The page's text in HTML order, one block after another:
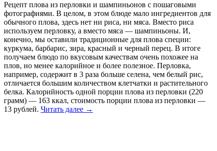
Рецепт плова из перловки и шампиньонов с пошаговыми
фотографиями. В целом, в этом блюде мало ингредиентов для
обычного плова, здесь нет ни риса, ни мяса. Вместо риса
используем перловку, а вместо мяса — шампиньоны. И,
конечно, мы оставили традиционные для плова специи:
куркума, барбарис, зира, красный и черный перец. В итоге
получаем блюдо по вкусовым качествам очень похожее на
плов, но менее калорийное и более полезное. Перловка,
например, содержит в 3 раза больше селена, чем белый рис,
отличается большим количеством клетчатки и растительного
белка. Калорийность одной порции плова из перловки (220
грамм) — 163 ккал, стоимость порции плова из перловки —
13 рублей. Читать далее →